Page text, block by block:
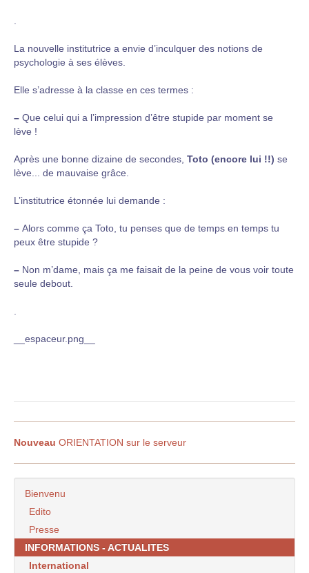
La nouvelle institutrice a envie d’inculquer des notions de
psychologie à ses élèves.
Elle s’adresse à la classe en ces termes :
– Que celui qui a l’impression d’être stupide par moment se
lève !
Après une bonne dizaine de secondes, Toto (encore lui !!) se
lève... de mauvaise grâce.
L’institutrice étonnée lui demande :
– Alors comme ça Toto, tu penses que de temps en temps tu
peux être stupide ?
– Non m’dame, mais ça me faisait de la peine de vous voir toute
seule debout.
__espaceur.png__
Nouveau ORIENTATION sur le serveur
Bienvenu
Edito
Presse
INFORMATIONS - ACTUALITES
International